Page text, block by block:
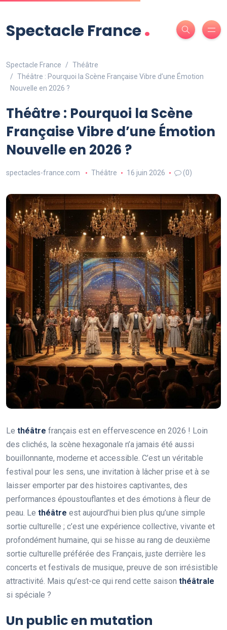
Spectacle France.
Spectacle France
Théâtre
Théâtre : Pourquoi la Scène Française Vibre d’une Émotion
Nouvelle en 2026 ?
Théâtre : Pourquoi la Scène
Française Vibre d’une Émotion
Nouvelle en 2026 ?
spectacles-france.com Théâtre 16 juin 2026 (0)
Le théâtre français est en effervescence en 2026 ! Loin
des clichés, la scène hexagonale n’a jamais été aussi
bouillonnante, moderne et accessible. C’est un véritable
festival pour les sens, une invitation à lâcher prise et à se
laisser emporter par des histoires captivantes, des
performances époustouflantes et des émotions à fleur de
peau. Le théâtre est aujourd’hui bien plus qu’une simple
sortie culturelle ; c’est une expérience collective, vivante et
profondément humaine, qui se hisse au rang de deuxième
sortie culturelle préférée des Français, juste derrière les
concerts et festivals de musique, preuve de son irrésistible
attractivité. Mais qu’est-ce qui rend cette saison théâtrale
si spéciale ?
Un public en mutation